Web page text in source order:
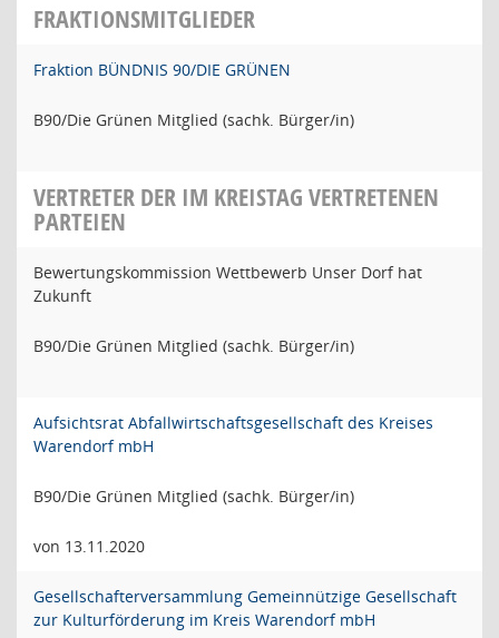
FRAKTIONSMITGLIEDER
Fraktion BÜNDNIS 90/DIE GRÜNEN
B90/Die Grünen Mitglied (sachk. Bürger/in)
VERTRETER DER IM KREISTAG VERTRETENEN
PARTEIEN
Bewertungskommission Wettbewerb Unser Dorf hat
Zukunft
B90/Die Grünen Mitglied (sachk. Bürger/in)
Aufsichtsrat Abfallwirtschaftsgesellschaft des Kreises
Warendorf mbH
B90/Die Grünen Mitglied (sachk. Bürger/in)
von 13.11.2020
Gesellschafterversammlung Gemeinnützige Gesellschaft
zur Kulturförderung im Kreis Warendorf mbH